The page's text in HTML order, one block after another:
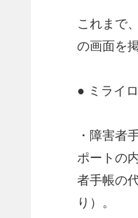
これまで
の画面を
● ミライロ
・障害者
ポートの
者手帳の
り）。